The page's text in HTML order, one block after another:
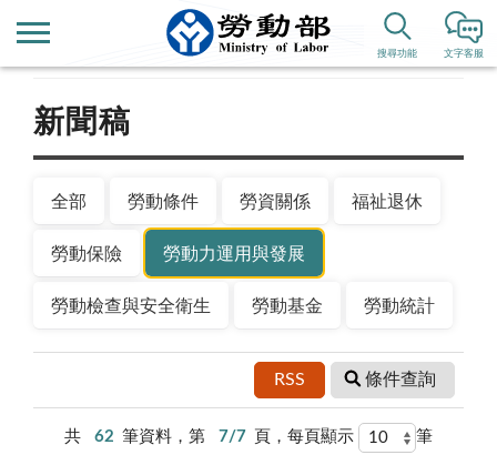
文字客服
搜尋功能
新聞公告
新聞稿
全部 勞動條件 勞資關係 福祉退休
勞動保險 勞動力運用與發展
勞動檢查與安全衛生 勞動基金 勞動統計
RSS 條件查詢
共 62 筆資料，第 7/7 頁，每頁顯示 筆